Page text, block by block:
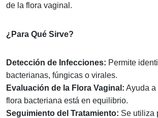
de la flora vaginal.
¿Para Qué Sirve?
Detección de Infecciones: Permite
bacterianas, fúngicas o virales.
Evaluación de la Flora Vaginal: Ayuda a
flora bacteriana está en equilibrio.
Seguimiento del Tratamiento: Se utiliza